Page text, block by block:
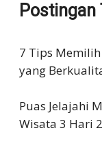
Postingan
7 Tips Memilih
yang
Puas Jelajahi
Wisata 3 Hari